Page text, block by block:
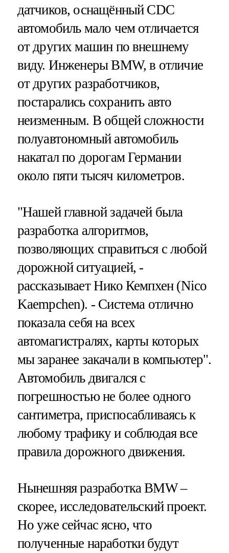
датчиков, оснащённый CDC
автомобиль мало чем отличается
от других машин по внешнему
виду. Инженеры BMW, в отличие
от других разработчиков,
постарались сохранить авто
неизменным. В общей сложности
полуавтономный автомобиль
накатал по дорогам Германии
около пяти тысяч километров.
"Нашей главной задачей была
разработка алгоритмов,
позволяющих справиться с любой
дорожной ситуацией, -
рассказывает Нико Кемпхен (Nico
Kaempchen). - Система отлично
показала себя на всех
автомагистралях, карты которых
мы заранее закачали в компьютер".
Автомобиль двигался с
погрешностью не более одного
сантиметра, приспосабливаясь к
любому трафику и соблюдая все
правила дорожного движения.
Нынешняя разработка BMW –
скорее, исследовательский проект.
Но уже сейчас ясно, что
полученные наработки будут